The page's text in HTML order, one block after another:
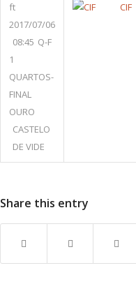
ft
2017/07/06
08:45 Q-F
1
QUARTOS-
FINAL
OURO
CASTELO
DE VIDE
CIF
Share this entry